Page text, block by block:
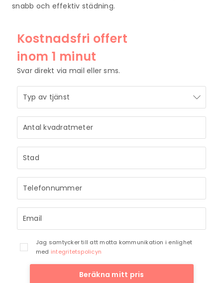
snabb och effektiv städning.
STRÅLANDE!
Ditt meddelande är mottaget och vi återkommer
till dig så snart vi har möjlighet.
Kostnadsfri offert
inom 1 minut
Svar direkt via mail eller sms.
Jag samtycker till att motta kommunikation i enlighet
med integritetspolicyn
Beräkna mitt pris